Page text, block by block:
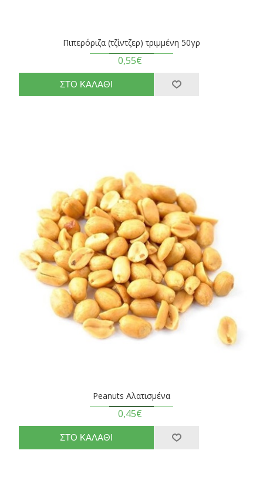
Πιπερόριζα (τζίντζερ) τριμμένη 50γρ
0,55€
Peanuts Αλατισμένα
0,45€